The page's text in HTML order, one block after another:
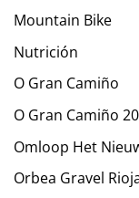
Mountain Bike
Nutrición
O Gran Camiño
O Gran Camiño
Omloop Het
Orbea Gravel